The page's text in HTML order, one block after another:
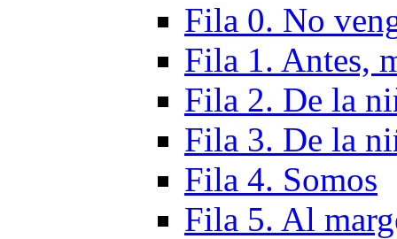
Fila 0. No
Fila 1. Antes,
Fila 2. De la
Fila 3. De la
Fila 4. Somos
Fila 5. Al